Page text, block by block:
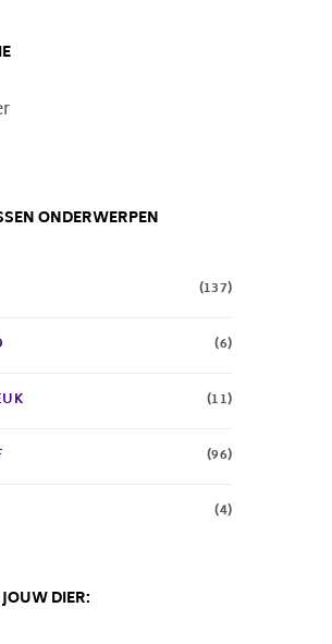
ONDERWERPEN
(137)
(6)
(11)
(96)
(4)
DIER: